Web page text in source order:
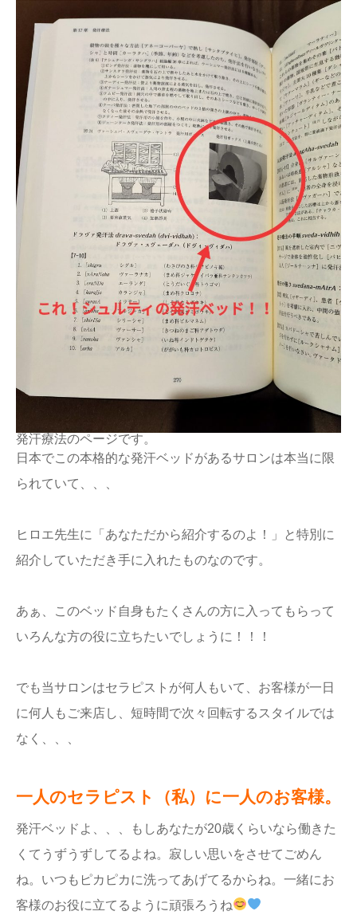
発汗療法のページです。
日本でこの本格的な発汗ベッドがあるサロンは本当に限
られていて、、、
ヒロエ先生に「あなただから紹介するのよ！」と特別に
紹介していただき手に入れたものなのです。
あぁ、このベッド自身もたくさんの方に入ってもらって
いろんな方の役に立ちたいでしょうに！！！
でも当サロンはセラピストが何人もいて、お客様が一日
に何人もご来店し、短時間で次々回転するスタイルでは
なく、、、
一人のセラピスト（私）に一人のお客様。
発汗ベッドよ、、、もしあなたが20歳くらいなら働きた
くてうずうずしてるよね。寂しい思いをさせてごめん
ね。いつもピカピカに洗ってあげてるからね。一緒にお
客様のお役に立てるように頑張ろうね